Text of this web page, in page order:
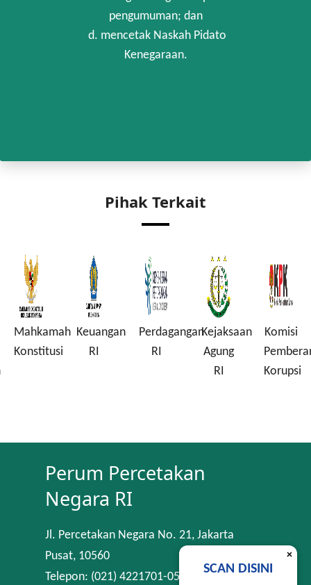
pengumuman; dan
d. mencetak Naskah Pidato
Kenegaraan.
Pihak Terkait
Mahkamah
Konstitusi
Keuangan
RI
Perdagangan
RI
Kejaksaan
Agung
RI
Komisi
Korupsi
Perum Percetakan
Negara RI
Jl. Percetakan Negara No. 21, Jakarta
Pusat, 10560
Telepon: (021) 4221701-05
×
SCAN DISINI